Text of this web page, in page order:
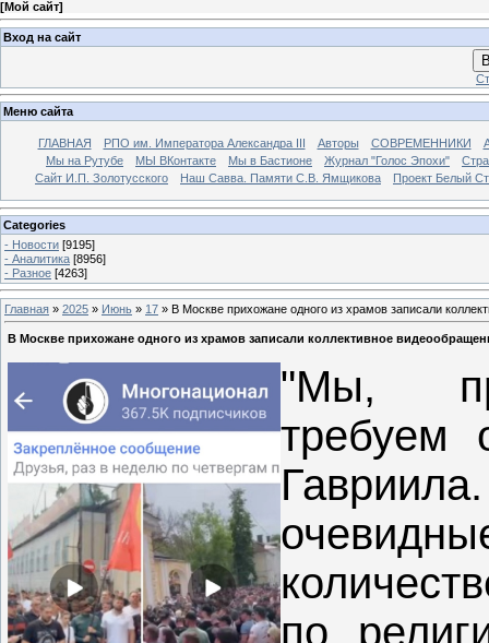
[Мой сайт]
Вход на сайт
Меню сайта
ГЛАВНАЯ РПО им. Императора Александра III Авторы СОВРЕМЕННИКИ
Мы на Рутубе
МЫ ВКонтакте Мы в Бастионе Журнал "Голос Эпохи"
Сайт И.П. Золотусского
Наш Савва. Памяти С.В. Ямщикова Проект Белый
Categories
- Новости [9195]
- Аналитика [8956]
- Разное [4263]
Главная » 2025 » Июнь » 17 » В Москве прихожане одного из храмов записали
В Москве прихожане одного из храмов записали коллективное
"Мы,
требуем
по